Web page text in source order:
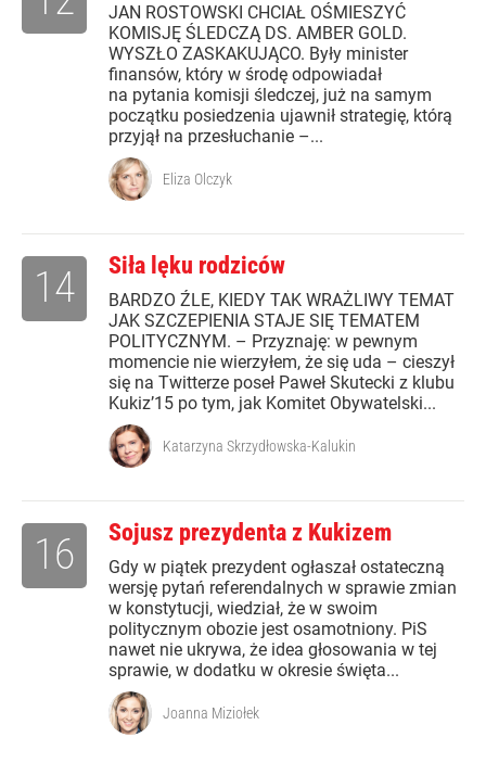
JAN ROSTOWSKI CHCIAŁ OŚMIESZYĆ
KOMISJĘ ŚLEDCZĄ DS. AMBER GOLD.
WYSZŁO ZASKAKUJĄCO. Były minister
finansów, który w środę odpowiadał
na pytania komisji śledczej, już na samym
początku posiedzenia ujawnił strategię, którą
przyjął na przesłuchanie –...
Eliza Olczyk
Siła lęku rodziców
BARDZO ŹLE, KIEDY TAK WRAŻLIWY TEMAT
JAK SZCZEPIENIA STAJE SIĘ TEMATEM
POLITYCZNYM. – Przyznaję: w pewnym
momencie nie wierzyłem, że się uda – cieszył
się na Twitterze poseł Paweł Skutecki z klubu
Kukiz’15 po tym, jak Komitet Obywatelski...
14
Katarzyna Skrzydłowska-Kalukin
Sojusz prezydenta z Kukizem
Gdy w piątek prezydent ogłaszał ostateczną
wersję pytań referendalnych w sprawie zmian
w konstytucji, wiedział, że w swoim
politycznym obozie jest osamotniony. PiS
nawet nie ukrywa, że idea głosowania w tej
sprawie, w dodatku w okresie święta...
16
Joanna Miziołek